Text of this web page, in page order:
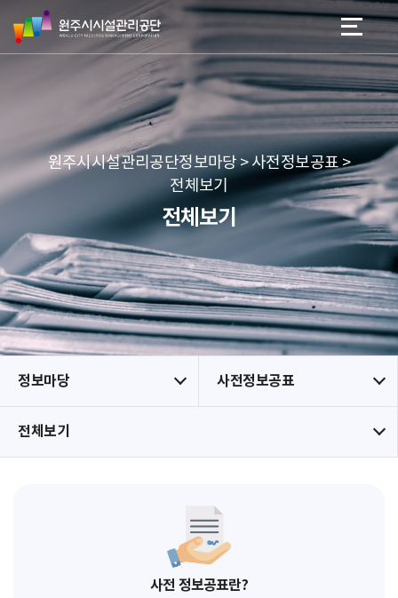
네
본문 바로가기
메뉴 바로가기
원
주
시
리
공
단
원주시시설관리공단정보마당 > 사전정보공표 >
전체보기
전체보기
정보마당 사전정보공표
전체보기
사전 정보공표란?